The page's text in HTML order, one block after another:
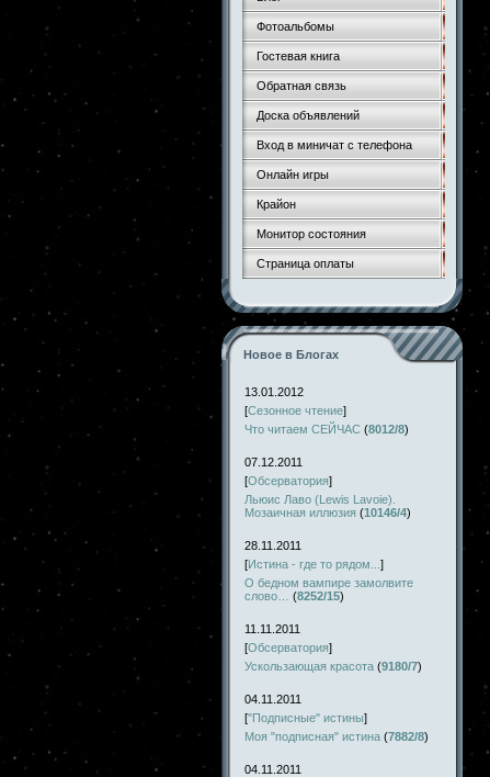
Фотоальбомы
Гостевая книга
Обратная связь
Доска объявлений
Вход в миничат с телефона
Онлайн игры
Крайон
Монитор состояния
Страница оплаты
Новое в Блогах
13.01.2012
[Сезонное чтение]
Что читаем СЕЙЧАС (8012/8)
07.12.2011
[Обсерватория]
Льюис Лаво (Lewis Lavoie).
Мозаичная иллюзия (10146/4)
28.11.2011
[Истина - где то рядом... ]
О бедном вампире замолвите
слово…
(8252/15)
11.11.2011
[Обсерватория]
Ускользающая красота (9180/7)
04.11.2011
["Подписные" истины]
Моя "подписная" истина (7882/8)
04.11.2011